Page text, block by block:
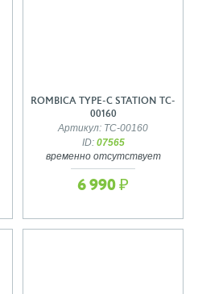
ROMBICA TYPE-C STATION TC-
00160
Артикул: TC-00160
ID: 07565
временно отсутствует
6 990 ₽